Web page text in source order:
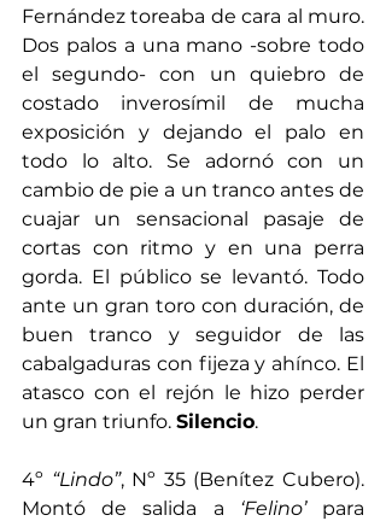
Fernández toreaba de cara al muro.
Dos palos a una mano -sobre todo
el segundo- con un quiebro de
costado inverosímil de mucha
exposición y dejando el palo en
todo lo alto. Se adornó con un
cambio de pie a un tranco antes de
cuajar un sensacional pasaje de
cortas con ritmo y en una perra
gorda. El público se levantó. Todo
ante un gran toro con duración, de
buen tranco y seguidor de las
cabalgaduras con fijeza y ahínco. El
atasco con el rejón le hizo perder
un gran triunfo. Silencio.
4º “Lindo”, Nº 35 (Benítez Cubero).
Montó de salida a ‘Felino’ para